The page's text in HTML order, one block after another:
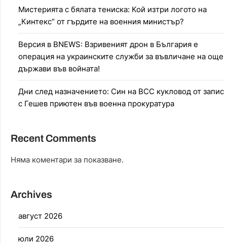
Мистерията с бялата тениска: Кой изтри логото на
„Кинтекс“ от гърдите на военния министър?
Версия в BNEWS: Взривеният дрон в България е
операция на украинските служби за въвличане на още
държави във войната!
Дни след назначението: Син на ВСС кукловод от запис
с Гешев приютен във военна прокуратура
Recent Comments
Няма коментари за показване.
Archives
август 2026
юли 2026